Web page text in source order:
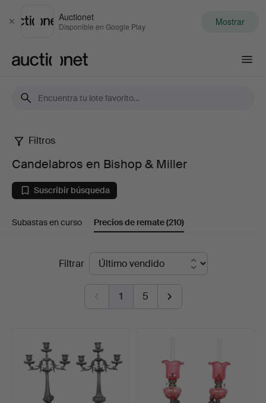
Cerrar
Auctionet
Disponible en Google Play Mostrar
Candelabros
en
Bishop
Filtros
Candelabros en Bishop & Miller
Suscribir búsqueda
Subastas en curso Precios de remate(210)
Filtrar
1 5